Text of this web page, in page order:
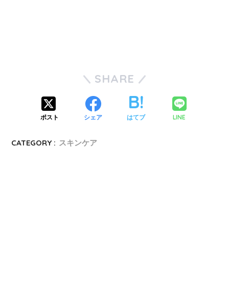
SHARE
ポスト シェア はてブ LINE
CATEGORY : スキンケア